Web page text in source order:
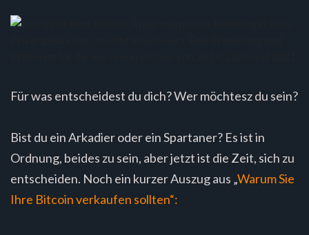
Für was entscheidest du dich? Wer möchtesz du sein?
Bist du ein Arkadier oder ein Spartaner? Es ist in
Ordnung, beides zu sein, aber jetzt ist die Zeit, sich zu
entscheiden. Noch ein kurzer Auszug aus „Warum Sie
Ihre Bitcoin verkaufen sollten“: